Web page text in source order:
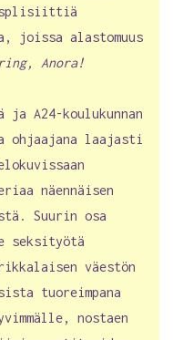
alastomuus
Anora!
A24-koulukunnan
ohjaajana laajasti
näennäisen
Suurin osa
seksityötä
väestön
tuoreimpana
nostaen